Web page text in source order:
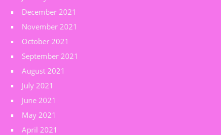
December 2021
November 2021
October 2021
September 2021
August 2021
July 2021
June 2021
May 2021
April 2021